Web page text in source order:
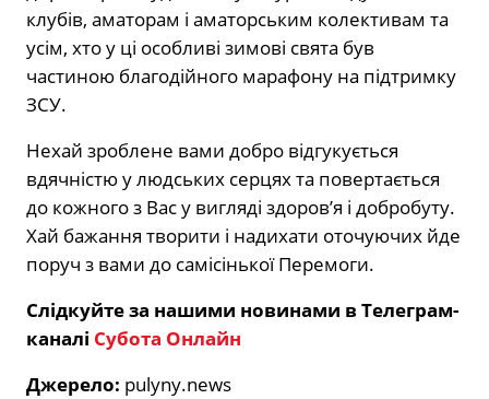
клубів, аматорам і аматорським колективам та
усім, хто у ці особливі зимові свята був
частиною благодійного марафону на підтримку
ЗСУ.
Нехай зроблене вами добро відгукується
вдячністю у людських серцях та повертається
до кожного з Вас у вигляді здоров’я і добробуту.
Хай бажання творити і надихати оточуючих йде
поруч з вами до самісінької Перемоги.
Слідкуйте за нашими новинами в Телеграм-
каналі Субота Онлайн
Джерело: pulyny.news